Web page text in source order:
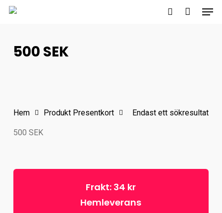
Skip
content500 SEK
Endast ett sökresultat
Hem Produkt Presentkort
500 SEK
Frakt: 34 kr
Hemleverans